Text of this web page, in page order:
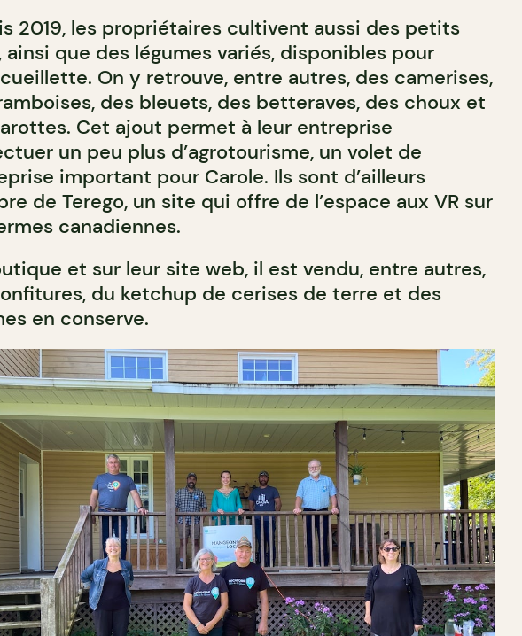
2019, les propriétaires cultivent aussi des petits
ainsi que des légumes variés, disponibles pour
On y retrouve, entre autres, des camerises,
des bleuets, des betteraves, des choux et
Cet ajout permet à leur entreprise
un peu plus d’agrotourisme, un volet de
important pour Carole. Ils sont d’ailleurs
de Terego, un site qui offre de l’espace aux VR sur
canadiennes.
et sur leur site web, il est vendu, entre autres,
du ketchup de cerises de terre et des
en conserve.